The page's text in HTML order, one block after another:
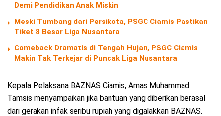
Demi Pendidikan Anak Miskin
Meski Tumbang dari Persikota, PSGC Ciamis Pastikan
Tiket 8 Besar Liga Nusantara
Comeback Dramatis di Tengah Hujan, PSGC Ciamis
Makin Tak Terkejar di Puncak Liga Nusantara
Kepala Pelaksana BAZNAS Ciamis, Amas Muhammad
Tamsis menyampaikan jika bantuan yang diberikan berasal
dari gerakan infak seribu rupiah yang digalakkan BAZNAS.